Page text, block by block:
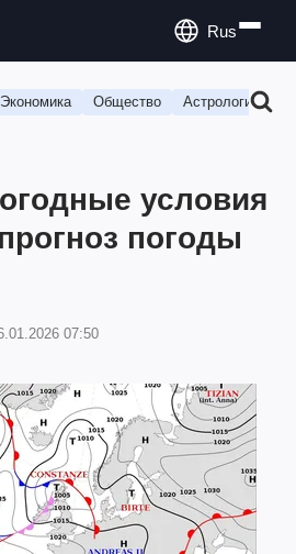
Rus
Экономика Общество Астрология
условия
погоды
07:50